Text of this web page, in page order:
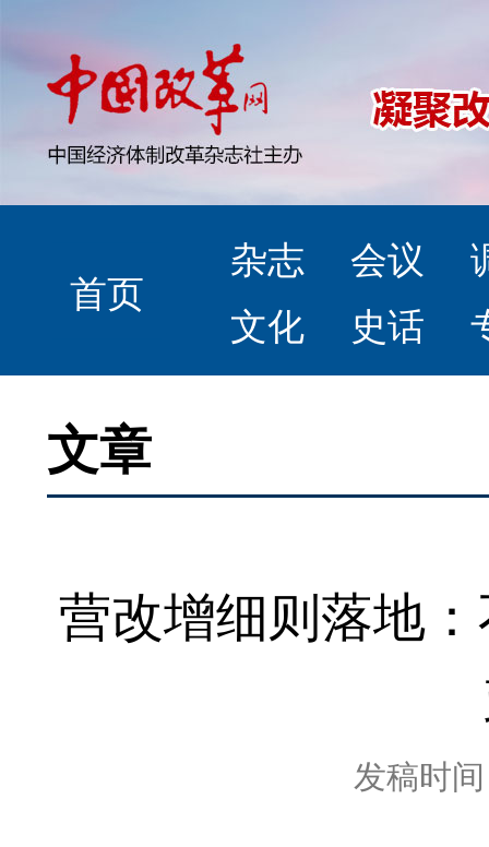
首页
杂志 会议
文化
史话
文章
营改增细则落地
发稿时